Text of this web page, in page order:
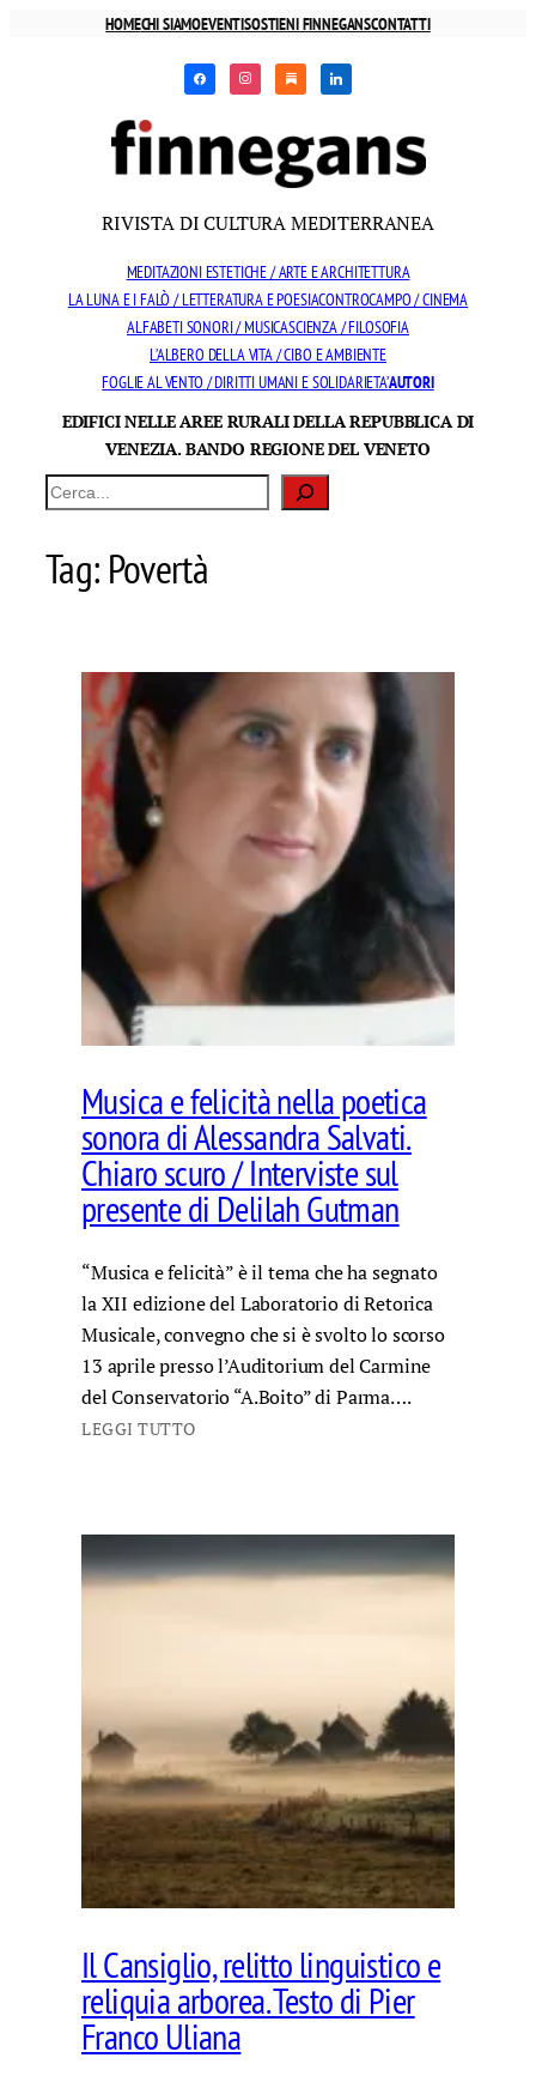
HOMECHI SIAMOEVENTISOSTIENI FINNEGANSCONTATTI
facebookinstagramsubstacklinkedin
RIVISTA DI CULTURA MEDITERRANEA
MEDITAZIONI ESTETICHE / ARTE E ARCHITETTURA
LA LUNA E I FALÒ / LETTERATURA E POESIACONTROCAMPO / CINEMA
ALFABETI SONORI / MUSICASCIENZA / FILOSOFIA
L’ALBERO DELLA VITA / CIBO E AMBIENTE
FOGLIE AL VENTO / DIRITTI UMANI E SOLIDARIETA’AUTORI
EDIFICI NELLE AREE RURALI DELLA REPUBBLICA DI
VENEZIA. BANDO REGIONE DEL VENETO
Cerca
Tag: Povertà
Musica e felicità nella poetica
sonora di Alessandra Salvati.
Chiaro scuro / Interviste sul
presente di Delilah Gutman
“Musica e felicità” è il tema che ha segnato
la XII edizione del Laboratorio di Retorica
Musicale, convegno che si è svolto lo scorso
13 aprile presso l’Auditorium del Carmine
del Conservatorio “A.Boito” di Parma….
LEGGI TUTTO
Il Cansiglio, relitto linguistico e
reliquia arborea. Testo di Pier
Franco Uliana